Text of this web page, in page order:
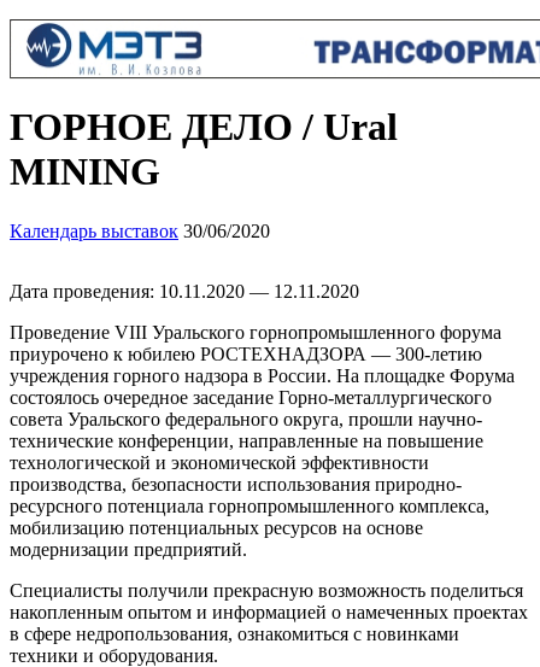
ГОРНОЕ ДЕЛО / Ural
MINING
Календарь выставок 30/06/2020
Дата проведения: 10.11.2020 — 12.11.2020
Проведение VIII Уральского горнопромышленного форума
приурочено к юбилею РОСТЕХНАДЗОРА — 300-летию
учреждения горного надзора в России. На площадке Форума
состоялось очередное заседание Горно-металлургического
совета Уральского федерального округа, прошли научно-
технические конференции, направленные на повышение
технологической и экономической эффективности
производства, безопасности использования природно-
ресурсного потенциала горнопромышленного комплекса,
мобилизацию потенциальных ресурсов на основе
модернизации предприятий.
Специалисты получили прекрасную возможность поделиться
накопленным опытом и информацией о намеченных проектах
в сфере недропользования, ознакомиться с новинками
техники и оборудования.